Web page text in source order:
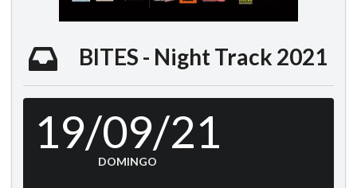
BITES - Night Track 2021
19/09/21
DOMINGO